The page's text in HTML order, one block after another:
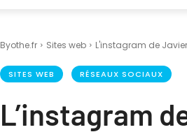
Byothe.fr Sites web L'instagram de Javier
SITES WEB RÉSEAUX SOCIAUX
L’instagram